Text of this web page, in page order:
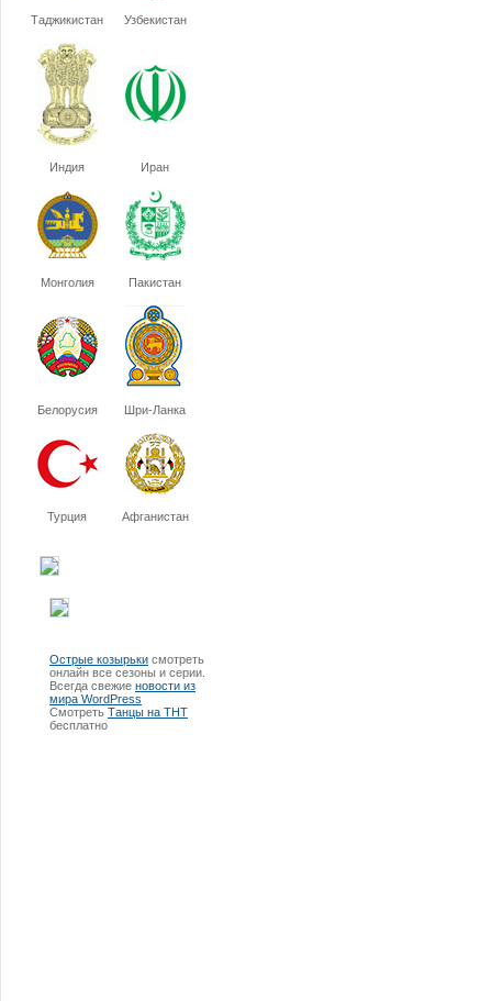
Таджикистан Узбекистан
Индия Иран
Монголия Пакистан
Белорусия Шри-Ланка
Турция Афганистан
Острые козырьки смотреть
онлайн все сезоны и серии.
Всегда свежие новости из
мира WordPress
Смотреть Танцы на ТНТ
бесплатно